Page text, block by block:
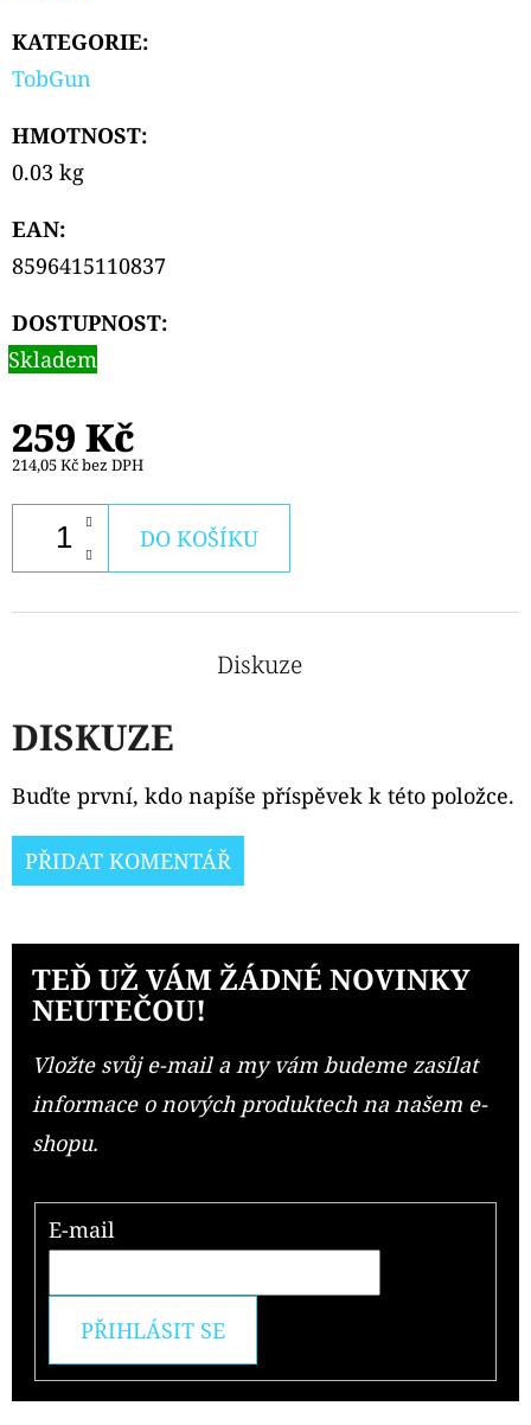
KATEGORIE:
TobGun
HMOTNOST:
0.03 kg
EAN:
8596415110837
DOSTUPNOST:
Skladem
259 Kč
214,05 Kč bez DPH
DO KOŠÍKU
Diskuze
DISKUZE
Buďte první, kdo napíše příspěvek k této položce.
PŘIDAT KOMENTÁŘ
TEĎ UŽ VÁM ŽÁDNÉ NOVINKY
NEUTEČOU!
Vložte svůj e-mail a my vám budeme zasílat
informace o nových produktech na našem e-
shopu.
E-mail
PŘIHLÁSIT SE